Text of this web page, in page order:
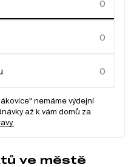
nemáme výdejní
až k vám domů za
ve městě